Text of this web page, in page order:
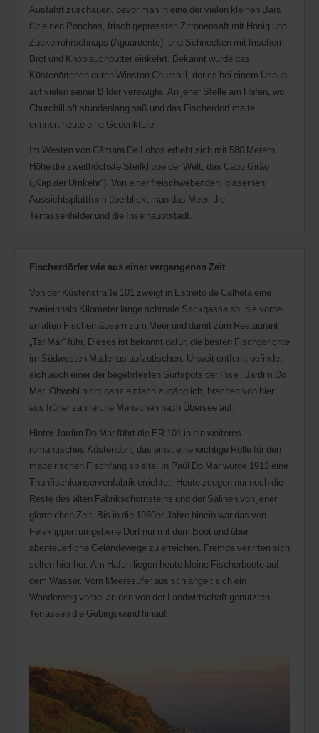
Ausfahrt zuschauen, bevor man in eine der vielen kleinen Bars
für einen Ponchas, frisch gepressten Zitronensaft mit Honig und
Zuckerrohrschnaps (Aguardente), und Schnecken mit frischem
Brot und Knoblauchbutter einkehrt. Bekannt wurde das
Küstenörtchen durch Winston Churchill, der es bei einem Urlaub
auf vielen seiner Bilder verewigte. An jener Stelle am Hafen, wo
Churchill oft stundenlang saß und das Fischerdorf malte,
erinnert heute eine Gedenktafel.
Im Westen von Câmara De Lobos erhebt sich mit 580 Metern
Höhe die zweithöchste Steilklippe der Welt, das Cabo Girão
(„Kap der Umkehr“). Von einer freischwebenden, gläsernen
Aussichtsplattform überblickt man das Meer, die
Terrassenfelder und die Inselhauptstadt.
Fischerdörfer wie aus einer vergangenen Zeit
Von der Küstenstraße 101 zweigt in Estreito de Calheta eine
zweieinhalb Kilometer lange schmale Sackgasse ab, die vorbei
an alten Fischerhäusern zum Meer und damit zum Restaurant
„Tar Mar“ führ. Dieses ist bekannt dafür, die besten Fischgerichte
im Südwesten Madeiras aufzutischen. Unweit entfernt befindet
sich auch einer der begehrtesten Surfspots der Insel: Jardim Do
Mar. Obwohl nicht ganz einfach zugänglich, brachen von hier
aus früher zahlreiche Menschen nach Übersee auf.
Hinter Jardim Do Mar führt die ER 101 in ein weiteres
romantisches Küstendorf, das einst eine wichtige Rolle für den
madeirischen Fischfang spielte: In Paúl Do Mar wurde 1912 eine
Thunfischkonservenfabrik errichtet. Heute zeugen nur noch die
Reste des alten Fabrikschornsteins und der Salinen von jener
glorreichen Zeit. Bis in die 1960er-Jahre hinein war das von
Felsklippen umgebene Dorf nur mit dem Boot und über
abenteuerliche Geländewege zu erreichen. Fremde verirrten sich
selten hier her. Am Hafen liegen heute kleine Fischerboote auf
dem Wasser. Vom Meeresufer aus schlängelt sich ein
Wanderweg vorbei an den von der Landwirtschaft genutzten
Terrassen die Gebirgswand hinauf.